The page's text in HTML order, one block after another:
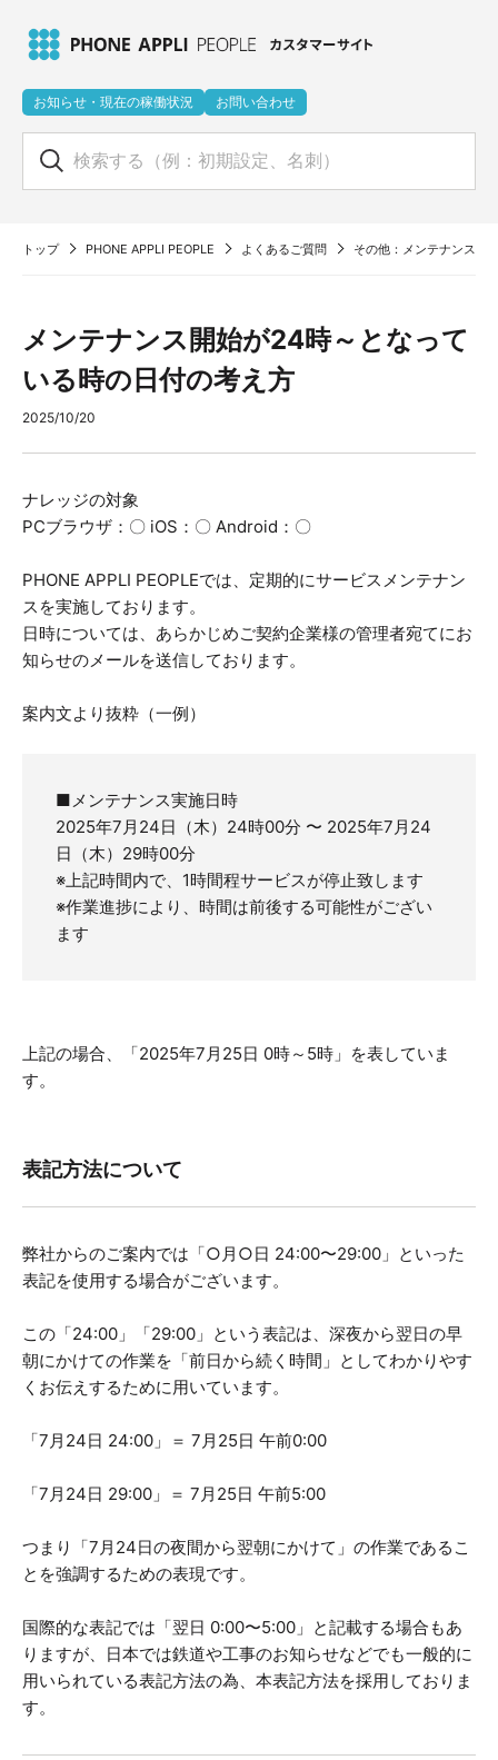
お知らせ・現在の稼働状況 お問い合わせ
トップ PHONE APPLI PEOPLE よくあるご質問 その他：メンテナンス開
メンテナンス開始が24時～となって
いる時の日付の考え方
2025/10/20
ナレッジの対象
PCブラウザ：〇 iOS：〇 Android：〇
PHONE APPLI PEOPLEでは、定期的にサービスメンテナン
スを実施しております。
日時については、あらかじめご契約企業様の管理者宛てにお
知らせのメールを送信しております。
案内文より抜粋（一例）
■メンテナンス実施日時
2025年7月24日（木）24時00分 〜 2025年7月24
日（木）29時00分
※上記時間内で、1時間程サービスが停止致します
※作業進捗により、時間は前後する可能性がござい
ます
上記の場合、「2025年7月25日 0時～5時」を表していま
す。
表記方法について
弊社からのご案内では「○月○日 24:00〜29:00」といった
表記を使用する場合がございます。
この「24:00」「29:00」という表記は、深夜から翌日の早
朝にかけての作業を「前日から続く時間」としてわかりやす
くお伝えするために用いています。
「7月24日 24:00」＝ 7月25日 午前0:00
「7月24日 29:00」＝ 7月25日 午前5:00
つまり「7月24日の夜間から翌朝にかけて」の作業であるこ
とを強調するための表現です。
国際的な表記では「翌日 0:00〜5:00」と記載する場合もあ
りますが、日本では鉄道や工事のお知らせなどでも一般的に
用いられている表記方法の為、本表記方法を採用しておりま
す。